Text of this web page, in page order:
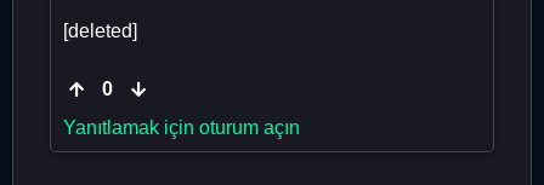
[deleted]
0
Yanıtlamak için oturum açın